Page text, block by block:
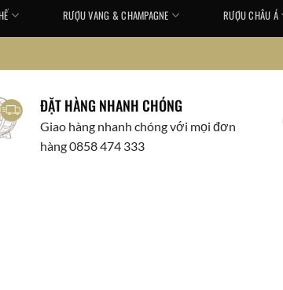
RƯỢU VANG & CHAMPAGNE RƯỢU CHÂU Á
ĐẶT HÀNG NHANH CHÓNG
Giao hàng nhanh chóng với mọi đơn
hàng 0858 474 333